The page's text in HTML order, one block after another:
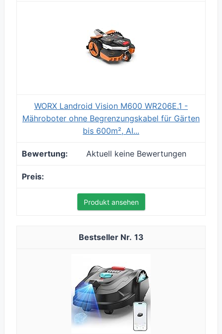
WORX Landroid Vision M600 WR206E.1 -
Mähroboter ohne Begrenzungskabel für Gärten
bis 600m², AI...
Aktuell keine Bewertungen
Produkt ansehen
13